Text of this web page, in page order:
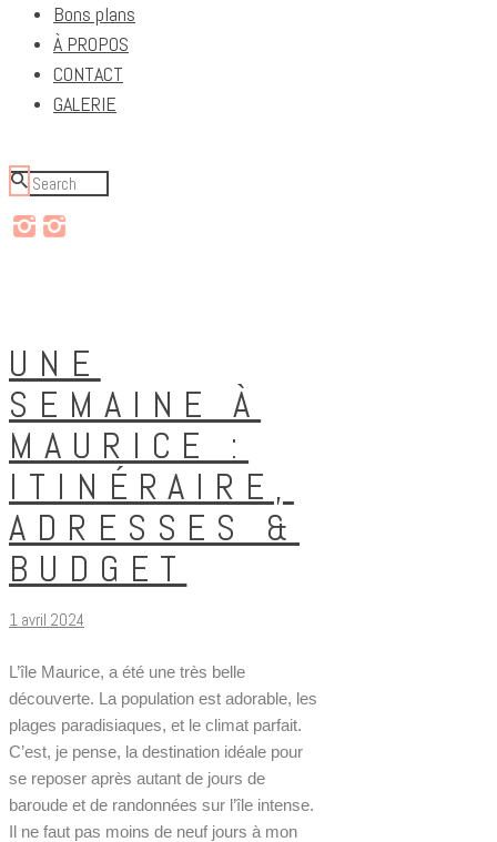
Bons plans
À PROPOS
CONTACT
GALERIE
UNE
SEMAINE À
MAURICE :
ITINÉRAIRE,
ADRESSES &
BUDGET
1 avril 2024
L’île Maurice, a été une très belle
découverte. La population est adorable, les
plages paradisiaques, et le climat parfait.
C’est, je pense, la destination idéale pour
se reposer après autant de jours de
baroude et de randonnées sur l’île intense.
Il ne faut pas moins de neuf jours à mon